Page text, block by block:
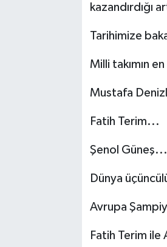
kazandırdığı
Tarihimize
Milli takımın
Mustafa
Fatih Terim...
Şenol Güneş...
Dünya
Avrupa
Fatih Terim ile